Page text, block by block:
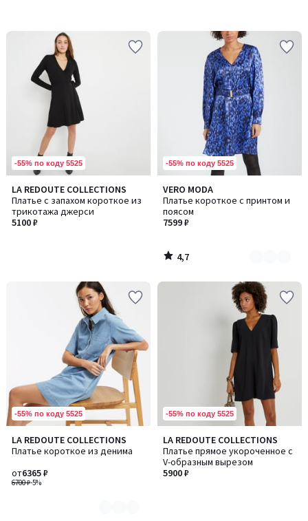
-55% по коду 5525
LA REDOUTE COLLECTIONS
Платье с запахом короткое из
трикотажа джерси
5100 ₽
-55% по коду 5525
VERO MODA
Платье короткое с принтом и
поясом
7599 ₽
4,7
/ 5
Количество
цветов:
2
4,7
/
-55% по коду 5525
LA REDOUTE COLLECTIONS
Платье короткое из денима
6700 ₽-5%
от6365 ₽
Количество
цветов:
-55% по коду 5525
LA REDOUTE COLLECTIONS
Платье прямое укороченное с
V-образным вырезом
5900 ₽